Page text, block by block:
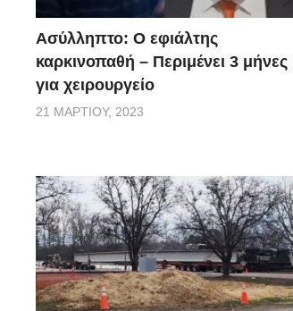
Ασύλληπτο: Ο εφιάλτης
καρκινοπαθή – Περιμένει 3 μήνες
για χειρουργείο
21 ΜΑΡΤΊΟΥ, 2023